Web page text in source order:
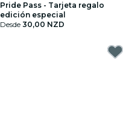
Pride Pass - Tarjeta regalo
edición especial
Desde 30,00 NZD